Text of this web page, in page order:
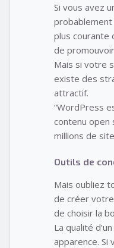
Si vous avez
probablement
plus courante
de
Mais si votre
existe des
attractif.
“WordPress
contenu open
millions de
Outils de
Mais oubliez
de créer
de choisir la
La qualité
apparence. Si